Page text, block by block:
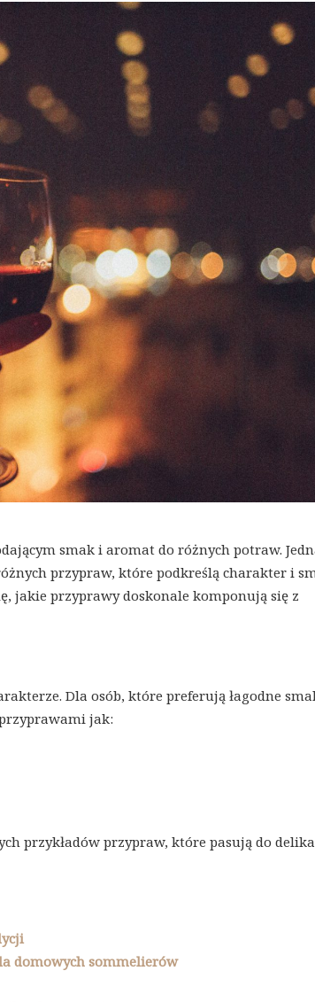
smak i aromat do różnych potraw.
przypraw, które podkreślą charakter i
jakie przyprawy doskonale komponują się z
Dla osób, które preferują łagodne
jak:
przykładów przypraw, które pasują do
domowych sommelierów